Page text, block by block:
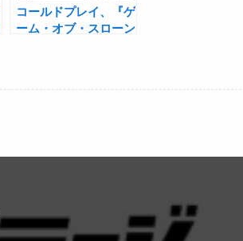
コールドプレイ、『ゲ
ーム・オブ・スローン